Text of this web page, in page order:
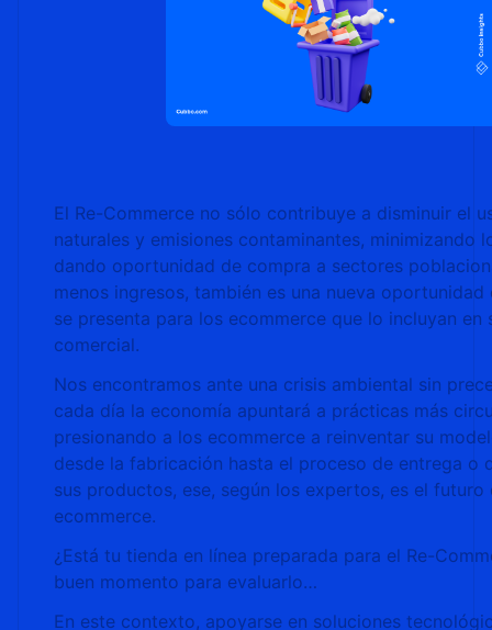
El Re-Commerce no sólo contribuye a disminuir el
naturales y emisiones contaminantes, minimizando
dando oportunidad de compra a sectores
menos ingresos, también es una nueva oportunidad
se presenta para los ecommerce que lo incluyan en
comercial.
Nos encontramos ante una crisis ambiental sin
cada día la economía apuntará a prácticas más
presionando a los ecommerce a reinventar su
desde la fabricación hasta el proceso de entrega o
sus productos, ese, según los expertos, es el futuro
ecommerce.
¿Está tu tienda en línea preparada para el Re-
buen momento para evaluarlo…
En este contexto, apoyarse en soluciones